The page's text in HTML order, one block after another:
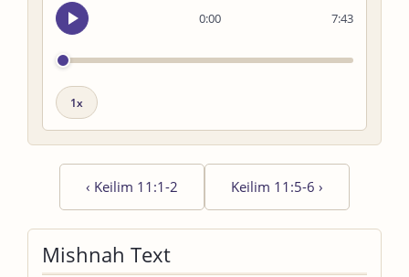
0:00
Seek
audio
7:43
Playback
‹ Keilim 11:1-2 Keilim 11:5-6 ›
Mishnah Text